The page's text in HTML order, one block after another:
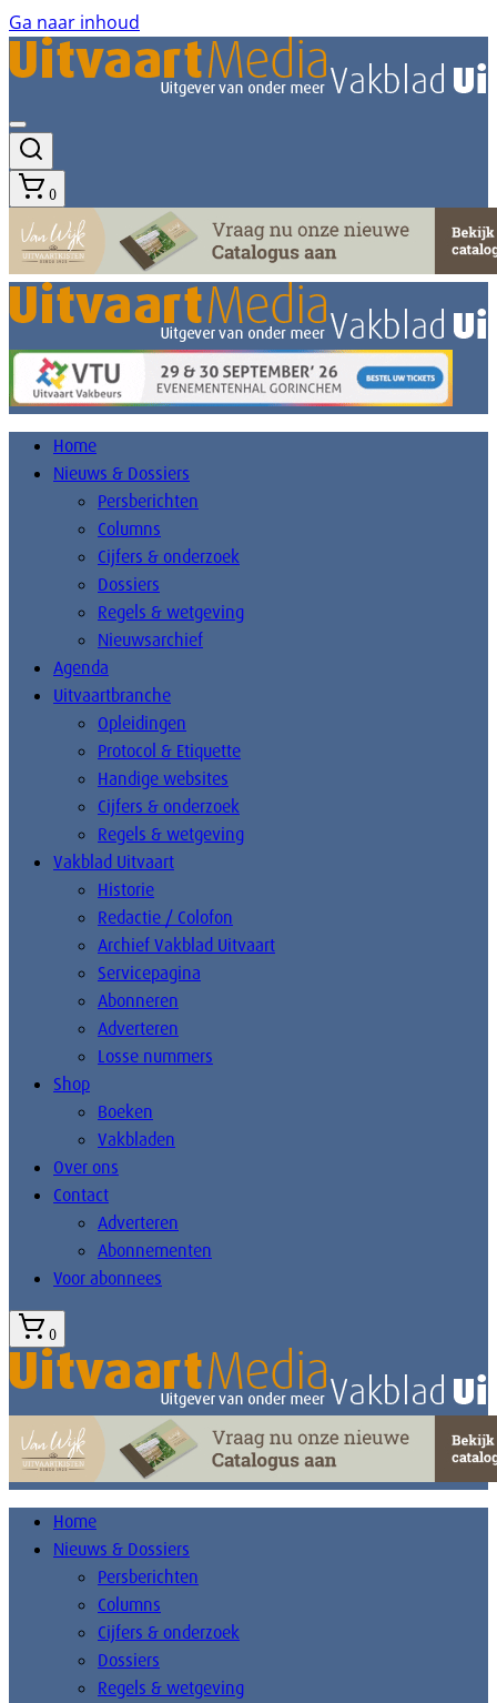
Ga naar inhoud
0
Home
Nieuws & Dossiers
Persberichten
Columns
Cijfers & onderzoek
Dossiers
Regels & wetgeving
Nieuwsarchief
Agenda
Uitvaartbranche
Opleidingen
Protocol & Etiquette
Handige websites
Cijfers & onderzoek
Regels & wetgeving
Vakblad Uitvaart
Historie
Redactie / Colofon
Archief Vakblad Uitvaart
Servicepagina
Abonneren
Adverteren
Losse nummers
Shop
Boeken
Vakbladen
Over ons
Contact
Adverteren
Abonnementen
Voor abonnees
0
Home
Nieuws & Dossiers
Persberichten
Columns
Cijfers & onderzoek
Dossiers
Regels & wetgeving